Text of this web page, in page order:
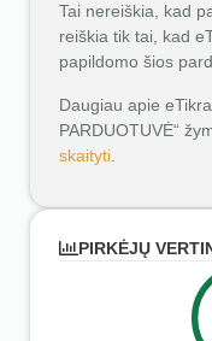
Tai nereiškia, kad
reiškia tik tai, kad
papildomo šios
Daugiau apie
PARDUOTUVĖ“
skaityti
PIRKĖJŲ